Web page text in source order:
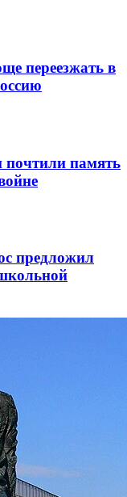
переезжать в
почтили память
предложил